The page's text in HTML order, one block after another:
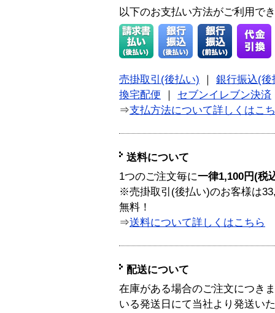
以下のお支払い方法がご利用で
売掛取引(後払い)
銀行振込(後
換宅配便
セブンイレブン決済
⇒支払方法について詳しくはこ
送料について
1つのご注文毎に一律1,100円(税
※売掛取引(後払い)のお客様は
無料！
⇒送料について詳しくはこちら
配送について
在庫がある場合のご注文につき
いる発送日にて当社より発送い